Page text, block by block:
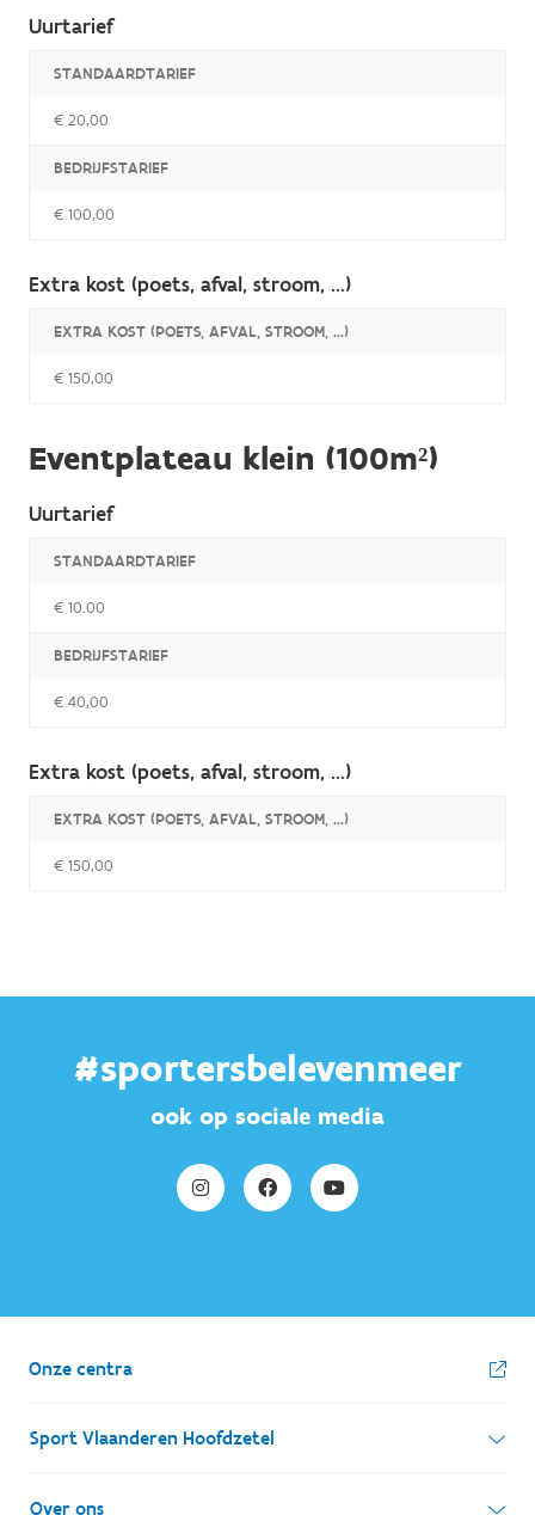
Uurtarief
STANDAARDTARIEF
€ 20,00
BEDRIJFSTARIEF
€ 100,00
Extra kost (poets, afval, stroom, ...)
EXTRA KOST (POETS, AFVAL, STROOM, ...)
€ 150,00
Eventplateau klein (100m²)
Uurtarief
STANDAARDTARIEF
€ 10.00
BEDRIJFSTARIEF
€ 40,00
Extra kost (poets, afval, stroom, ...)
EXTRA KOST (POETS, AFVAL, STROOM, ...)
€ 150,00
#sportersbelevenmeer
ook op sociale media
Onze centra
Sport Vlaanderen Hoofdzetel
Simon Bolivarlaan 17
Over ons